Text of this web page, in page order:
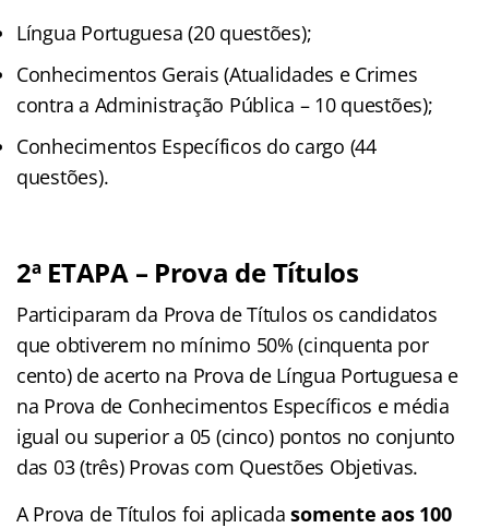
Língua Portuguesa (20 questões);
Conhecimentos Gerais (Atualidades e Crimes
contra a Administração Pública – 10 questões);
Conhecimentos Específicos do cargo (44
questões).
2ª ETAPA – Prova de Títulos
Participaram da Prova de Títulos os candidatos
que obtiverem no mínimo 50% (cinquenta por
cento) de acerto na Prova de Língua Portuguesa e
na Prova de Conhecimentos Específicos e média
igual ou superior a 05 (cinco) pontos no conjunto
das 03 (três) Provas com Questões Objetivas.
A Prova de Títulos foi aplicadasomente aos 100